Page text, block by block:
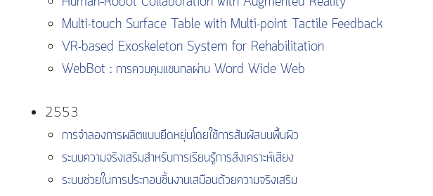
Multi-touch Surface Table with Multi-point Tactile Feedback
VR-based Exoskeleton System for Rehabilitation
WebBot : การควบคุมแขนกลผ่าน Word Wide Web
2553
การจำลองการผลิตแบบยืดหยุ่นโดยใช้การสัมผัสบนพื้นผิว
ระบบความจริงเสริมสำหรับการเรียนรู้การสังเคราะห์เสียง
ระบบช่วยในการประกอบชิ้นงานเสมือนด้วยความจริงเสริม